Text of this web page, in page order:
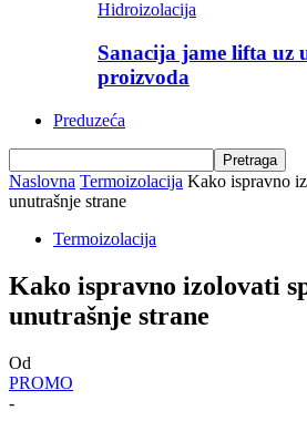
Hidroizolacija
Sanacija jame lifta uz
proizvoda
Preduzeća
Naslovna Termoizolacija Kako ispravno
unutrašnje strane
Termoizolacija
Kako ispravno izolovati
unutrašnje strane
Od
PROMO
-